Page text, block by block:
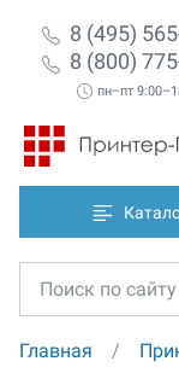
8 (495)
8 (800)
пн–пт
Главная